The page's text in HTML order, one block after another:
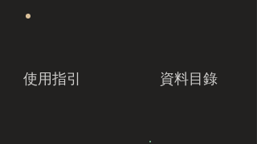
使用指引 資料目錄